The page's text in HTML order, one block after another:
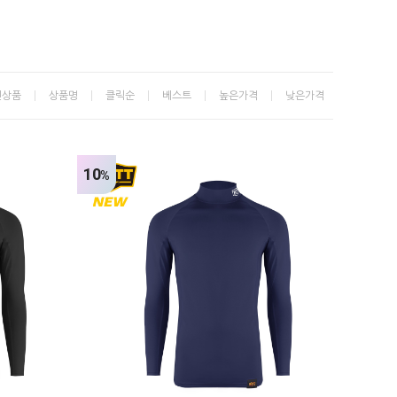
상품 상품명 클릭순 베스트 높은가격 낮은가격
10%